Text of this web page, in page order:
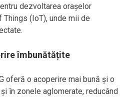
dezvoltarea orașelor
(IoT), unde mii de
îmbunătățite
oferă o acoperire mai bună și o
în zonele aglomerate, reducând